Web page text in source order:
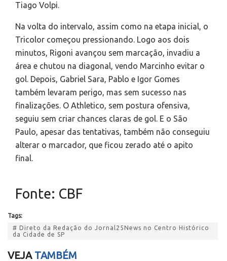
Tiago Volpi.
Na volta do intervalo, assim como na etapa inicial, o
Tricolor começou pressionando. Logo aos dois
minutos, Rigoni avançou sem marcação, invadiu a
área e chutou na diagonal, vendo Marcinho evitar o
gol. Depois, Gabriel Sara, Pablo e Igor Gomes
também levaram perigo, mas sem sucesso nas
finalizações. O Athletico, sem postura ofensiva,
seguiu sem criar chances claras de gol. E o São
Paulo, apesar das tentativas, também não conseguiu
alterar o marcador, que ficou zerado até o apito
final.
Fonte: CBF
Tags:
# Direto da Redação do Jornal25News no Centro Histórico
da Cidade de SP
VEJATAMBÉM